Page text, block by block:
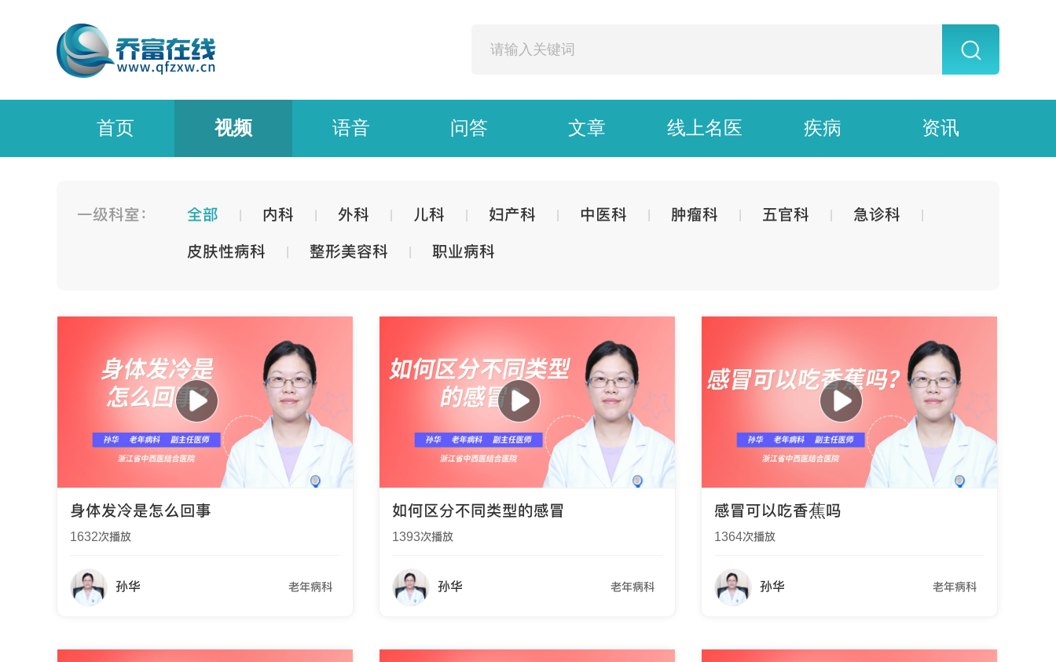
首页 视频 语音 问答 文章 线上名医 疾病 资讯
一级科室： 全部 内科 外科 儿科 妇产科 中医科 肿瘤科 五官科 急诊科
皮肤性病科 整形美容科 职业病科
身体发冷是怎么回事
1632次播放
孙华 老年病科
如何区分不同类型的感冒
1393次播放
孙华 老年病科
感冒可以吃香蕉吗
1364次播放
孙华 老年病科